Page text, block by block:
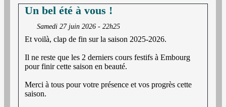
Un bel été à vous !
Samedi 27 juin 2026 - 22h25
Et voilà, clap de fin sur la saison 2025-2026.
Il ne reste que les 2 derniers cours festifs à Embourg
pour finir cette saison en beauté.
Merci à tous pour votre présence et vos progrès cette
saison.